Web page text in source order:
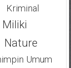
Kriminal
Miliki
Nature
Umum